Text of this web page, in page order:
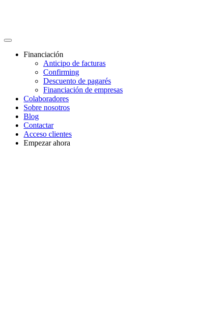
Financiación
Anticipo de facturas
Confirming
Descuento de pagarés
Financiación de empresas
Colaboradores
Sobre nosotros
Blog
Contactar
Acceso clientes
Empezar ahora